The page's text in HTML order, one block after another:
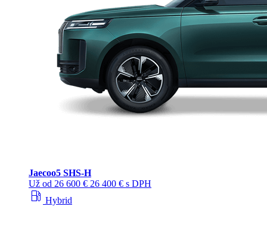
Jaecoo5 SHS-H
Už od 26 600 € 26 400 € s DPH
local_gas_station Hybrid